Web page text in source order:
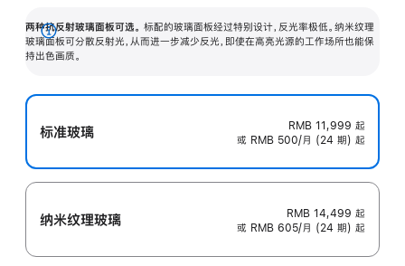
两种抗反射玻璃面板可选。 标配的玻璃面板经过特别设计，反光率极低。纳米纹理
玻璃面板可分散反射光，从而进一步减少反光，即使在高亮光源的工作场所也能保
持出色画质。
展
开
标准玻璃 RMB 11,999 起
或 RMB 500/月 (24 期) 起
纳米纹理玻璃 RMB 14,499 起
或 RMB 605/月 (24 期) 起